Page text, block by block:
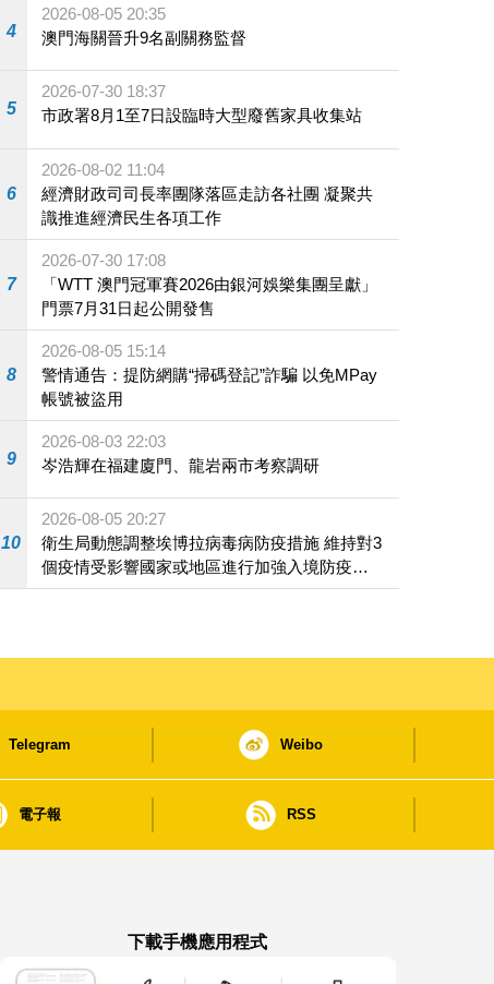
4
2026-08-05 20:35
澳門海關晉升9名副關務監督
5
2026-07-30 18:37
市政署8月1至7日設臨時大型廢舊家具收集站
6
2026-08-02 11:04
經濟財政司司長率團隊落區走訪各社團 凝聚共
識推進經濟民生各項工作
7
2026-07-30 17:08
「WTT 澳門冠軍賽2026由銀河娛樂集團呈獻」
門票7月31日起公開發售
8
2026-08-05 15:14
警情通告：提防網購“掃碼登記”詐騙 以免MPay
帳號被盜用
9
2026-08-03 22:03
岑浩輝在福建廈門、龍岩兩市考察調研
10
2026-08-05 20:27
衛生局動態調整埃博拉病毒病防疫措施 維持對3
個疫情受影響國家或地區進行加強入境防疫措
施
Telegram Weibo
電子報 RSS
下載手機應用程式